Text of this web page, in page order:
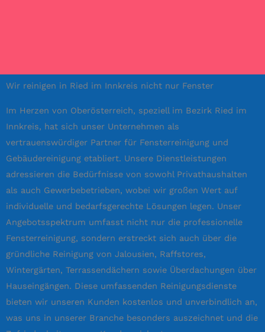
Wir reinigen in Ried im Innkreis nicht nur Fenster
Im Herzen von Oberösterreich, speziell im Bezirk Ried im
Innkreis, hat sich unser Unternehmen als
vertrauenswürdiger Partner für Fensterreinigung und
Gebäudereinigung etabliert. Unsere Dienstleistungen
adressieren die Bedürfnisse von sowohl Privathaushalten
als auch Gewerbebetrieben, wobei wir großen Wert auf
individuelle und bedarfsgerechte Lösungen legen. Unser
Angebotsspektrum umfasst nicht nur die professionelle
Fensterreinigung, sondern erstreckt sich auch über die
gründliche Reinigung von Jalousien, Raffstores,
Wintergärten, Terrassendächern sowie Überdachungen über
Hauseingängen. Diese umfassenden Reinigungsdienste
bieten wir unseren Kunden kostenlos und unverbindlich an,
was uns in unserer Branche besonders auszeichnet und die